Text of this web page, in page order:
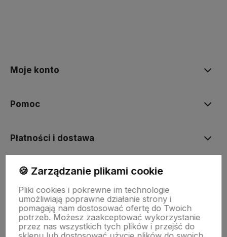
Moje konto
Pomoc
Płatności i dostawa
Informacje
O nas
🍪 Zarządzanie plikami cookie
Pliki cookies i pokrewne im technologie
umożliwiają poprawne działanie strony i
pomagają nam dostosować ofertę do Twoich
potrzeb. Możesz zaakceptować wykorzystanie
przez nas wszystkich tych plików i przejść do